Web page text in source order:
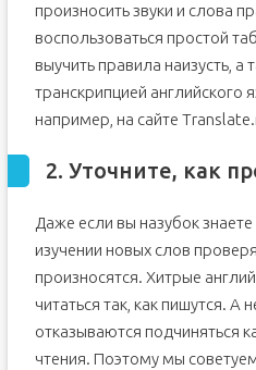
произносить звуки и слова
воспользоваться простой
выучить правила наизусть, а
транскрипцией английского
например, на сайте
2. Уточните, как
Даже если вы назубок
изучении новых слов
произносятся. Хитрые
читаться так, как пишутся. А
отказываются подчиняться
чтения. Поэтому мы